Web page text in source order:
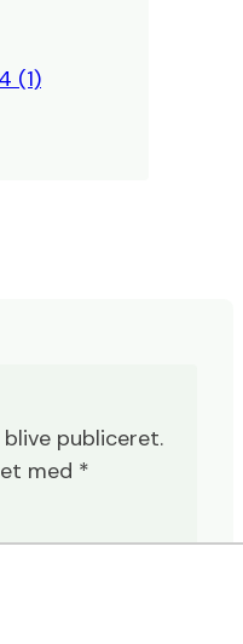
publiceret.
med *